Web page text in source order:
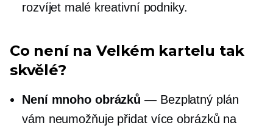
rozvíjet malé kreativní podniky.
Co není na Velkém kartelu tak
skvělé?
Není mnoho obrázků — Bezplatný plán
vám neumožňuje přidat více obrázků na